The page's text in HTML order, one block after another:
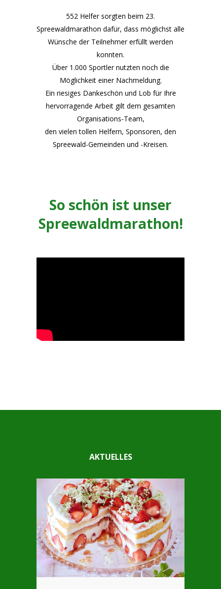
552 Helfer sorgten beim 23.
Spreewaldmarathon dafür, dass möglichst alle
Wünsche der Teilnehmer erfüllt werden
konnten.
Über 1.000 Sportler nutzten noch die
Möglichkeit einer Nachmeldung.
Ein riesiges Dankeschön und Lob für Ihre
hervorragende Arbeit gilt dem gesamten
Organisations-Team,
den vielen tollen Helfern, Sponsoren, den
Spreewald-Gemeinden und -Kreisen.
So schön ist unser
Spreewaldmarathon!
AKTUELLES